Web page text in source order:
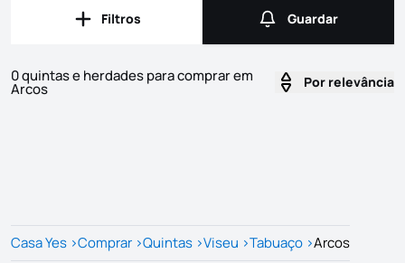
Filtros
Filtros Guardar
Guardar
0 quintas e herdades para comprar em
Arcos Por relevância
Casa Yes >Comprar >Quintas >Viseu >Tabuaço >Arcos